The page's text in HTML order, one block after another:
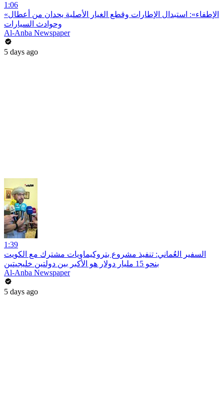
1:06
«الإطفاء»: استبدال الإطارات وقطع الغيار الأصلية يحدان من أعطال
وحوادث السيارات
Al-Anba Newspaper
5 days ago
1:39
السفير العُماني: تنفيذ مشروع بتروكيماويات مشترك مع الكويت
بنحو 15 مليار دولار هو الأكبر بين دولتين خليجيتين
Al-Anba Newspaper
5 days ago